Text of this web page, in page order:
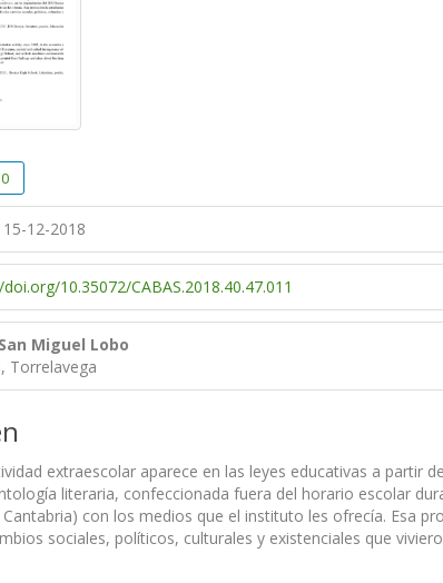
15-12-2018
10.35072/CABAS.2018.40.47.011
Miguel Lobo
Torrelavega
extraescolar aparece en las leyes educativas a partir
literaria, confeccionada fuera del horario escolar
con los medios que el instituto les ofrecía. Esa
sociales, políticos, culturales y existenciales que